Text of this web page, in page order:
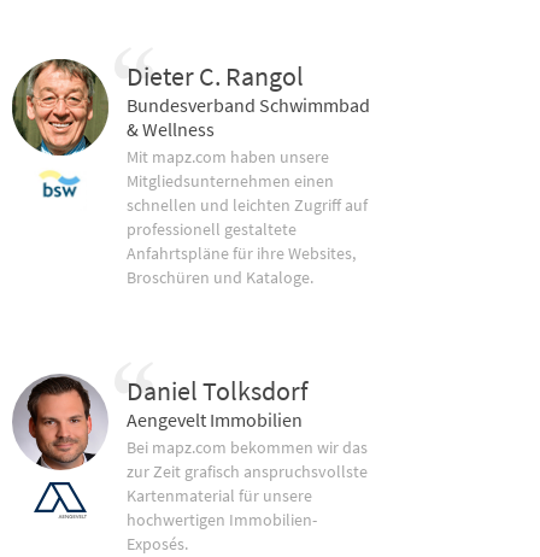
Dieter C. Rangol
Bundesverband Schwimmbad
& Wellness
Mit mapz.com haben unsere
Mitgliedsunternehmen einen
schnellen und leichten Zugriff auf
professionell gestaltete
Anfahrtspläne für ihre Websites,
Broschüren und Kataloge.
Daniel Tolksdorf
Aengevelt Immobilien
Bei mapz.com bekommen wir das
zur Zeit grafisch anspruchsvollste
Kartenmaterial für unsere
hochwertigen Immobilien-
Exposés.